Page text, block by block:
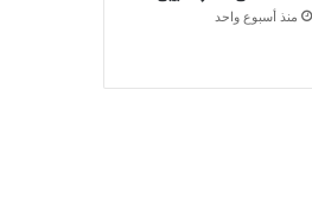
منذ أسبوع واحد